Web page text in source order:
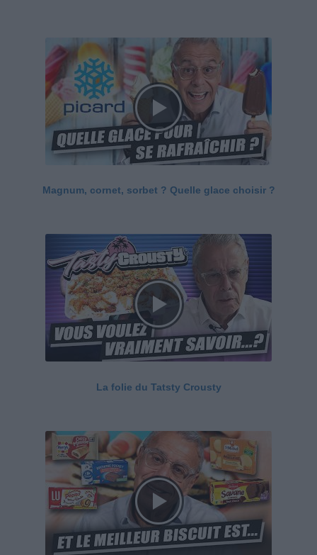
Magnum, cornet, sorbet ? Quelle glace choisir ?
La folie du Tatsty Crousty